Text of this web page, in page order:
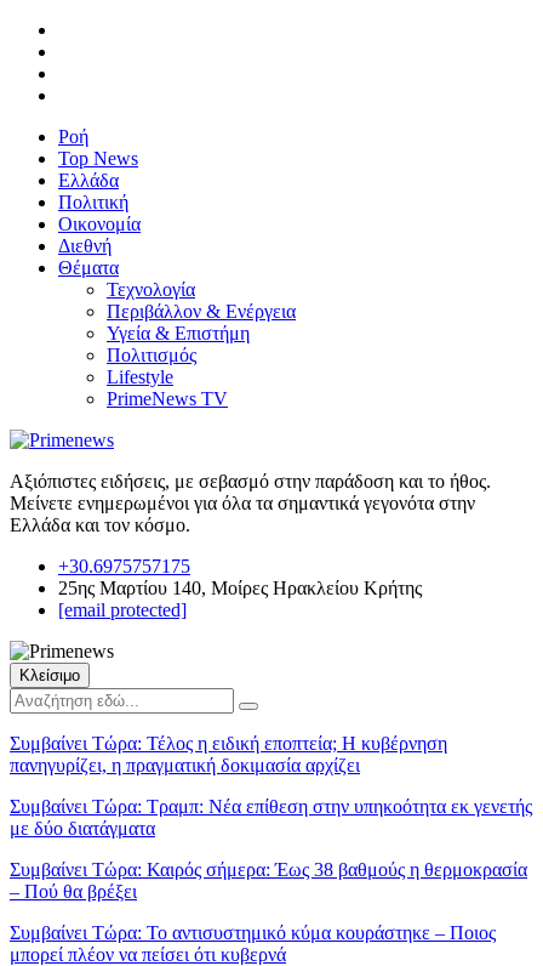
Ροή
Top News
Ελλάδα
Πολιτική
Οικονομία
Διεθνή
Θέματα
Τεχνολογία
Περιβάλλον & Ενέργεια
Υγεία & Επιστήμη
Πολιτισμός
Lifestyle
PrimeNews TV
Αξιόπιστες ειδήσεις, με σεβασμό στην παράδοση και το ήθος.
Μείνετε ενημερωμένοι για όλα τα σημαντικά γεγονότα στην
Ελλάδα και τον κόσμο.
+30.6975757175
25ης Μαρτίου 140, Μοίρες Ηρακλείου Κρήτης
[email protected]
Κλείσιμο
Συμβαίνει Τώρα: Τέλος η ειδική εποπτεία; Η κυβέρνηση
πανηγυρίζει, η πραγματική δοκιμασία αρχίζει
Συμβαίνει Τώρα: Τραμπ: Νέα επίθεση στην υπηκοότητα εκ γενετής
με δύο διατάγματα
Συμβαίνει Τώρα: Καιρός σήμερα: Έως 38 βαθμούς η θερμοκρασία
– Πού θα βρέξει
Συμβαίνει Τώρα: Το αντισυστημικό κύμα κουράστηκε – Ποιος
μπορεί πλέον να πείσει ότι κυβερνά